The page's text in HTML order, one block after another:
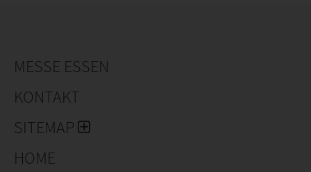
MESSE ESSEN
KONTAKT
SITEMAP
HOME